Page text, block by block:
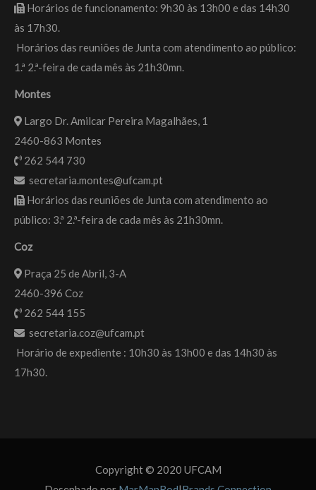
Horários de funcionamento: 9h30 às 13h00 e das 14h30
às 17h30.
Horários das reuniões de Junta com atendimento ao público:
1.ª 2.ª-feira de cada mês às 21h30mn.
Montes
Largo Dr. Amilcar Pereira Magalhães, 1
2460-863 Montes
262 544 730
secretaria.montes@ufcam.pt
Horários das reuniões de Junta com atendimento ao
público: 3.ª 2.ª-feira de cada mês às 21h30mn.
Coz
Praça 25 de Abril, 3-A
2460-396 Coz
262 544 155
secretaria.coz@ufcam.pt
Horário de expediente : 10h30 às 13h00 e das 14h30 às
17h30.
Copyright © 2020 UFCAM